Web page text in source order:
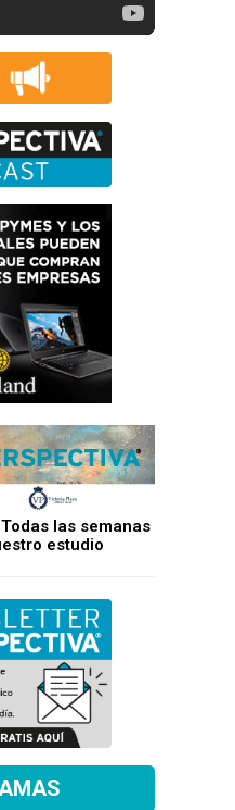
las semanas
estudio